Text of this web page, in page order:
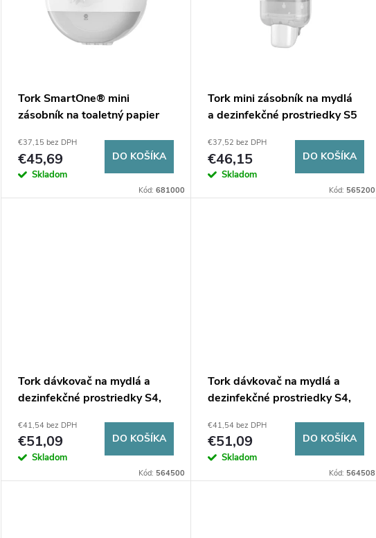
d
d
Tork SmartOne® mini
zásobník na toaletný papier
€37,15 bez DPH
€45,69
Skladom
DO KOŠÍKA
Kód:681000
Tork mini zásobník na mydlá
a dezinfekčné prostriedky S5
€37,52 bez DPH
€46,15
Skladom
DO KOŠÍKA
Kód: 565200
Tork dávkovač na mydlá a
dezinfekčné prostriedky S4,
€41,54 bez DPH
€51,09
Skladom
DO KOŠÍKA
Kód: 564500
Tork dávkovač na mydlá a
dezinfekčné prostriedky S4,
€41,54 bez DPH
€51,09
Skladom
DO KOŠÍKA
Kód: 564508